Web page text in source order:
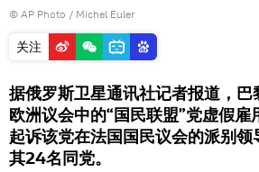
© AP Photo / Michel Euler
关注
据俄罗斯卫星通讯社记者报道，
欧洲议会中的“国民联盟”党虚假雇
起诉该党在法国国民议会的派别领
其24名同党。